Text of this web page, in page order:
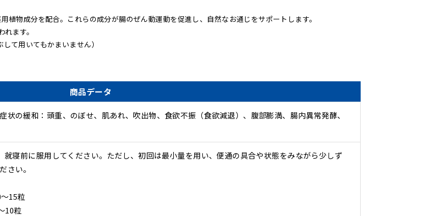
植物成分を配合。これらの成分が腸のぜん動運動を促進し、自然なお通じをサポートします。
ます。
て用いてもかまいません）
商品データ
状の緩和：頭重、のぼせ、肌あれ、吹出物、食欲不振（食欲減退）、腹部膨満、腸内異常発酵、
就寝前に服用してください。ただし、初回は最小量を用い、便通の具合や状態をみながら少しず
さい。
15粒
10粒